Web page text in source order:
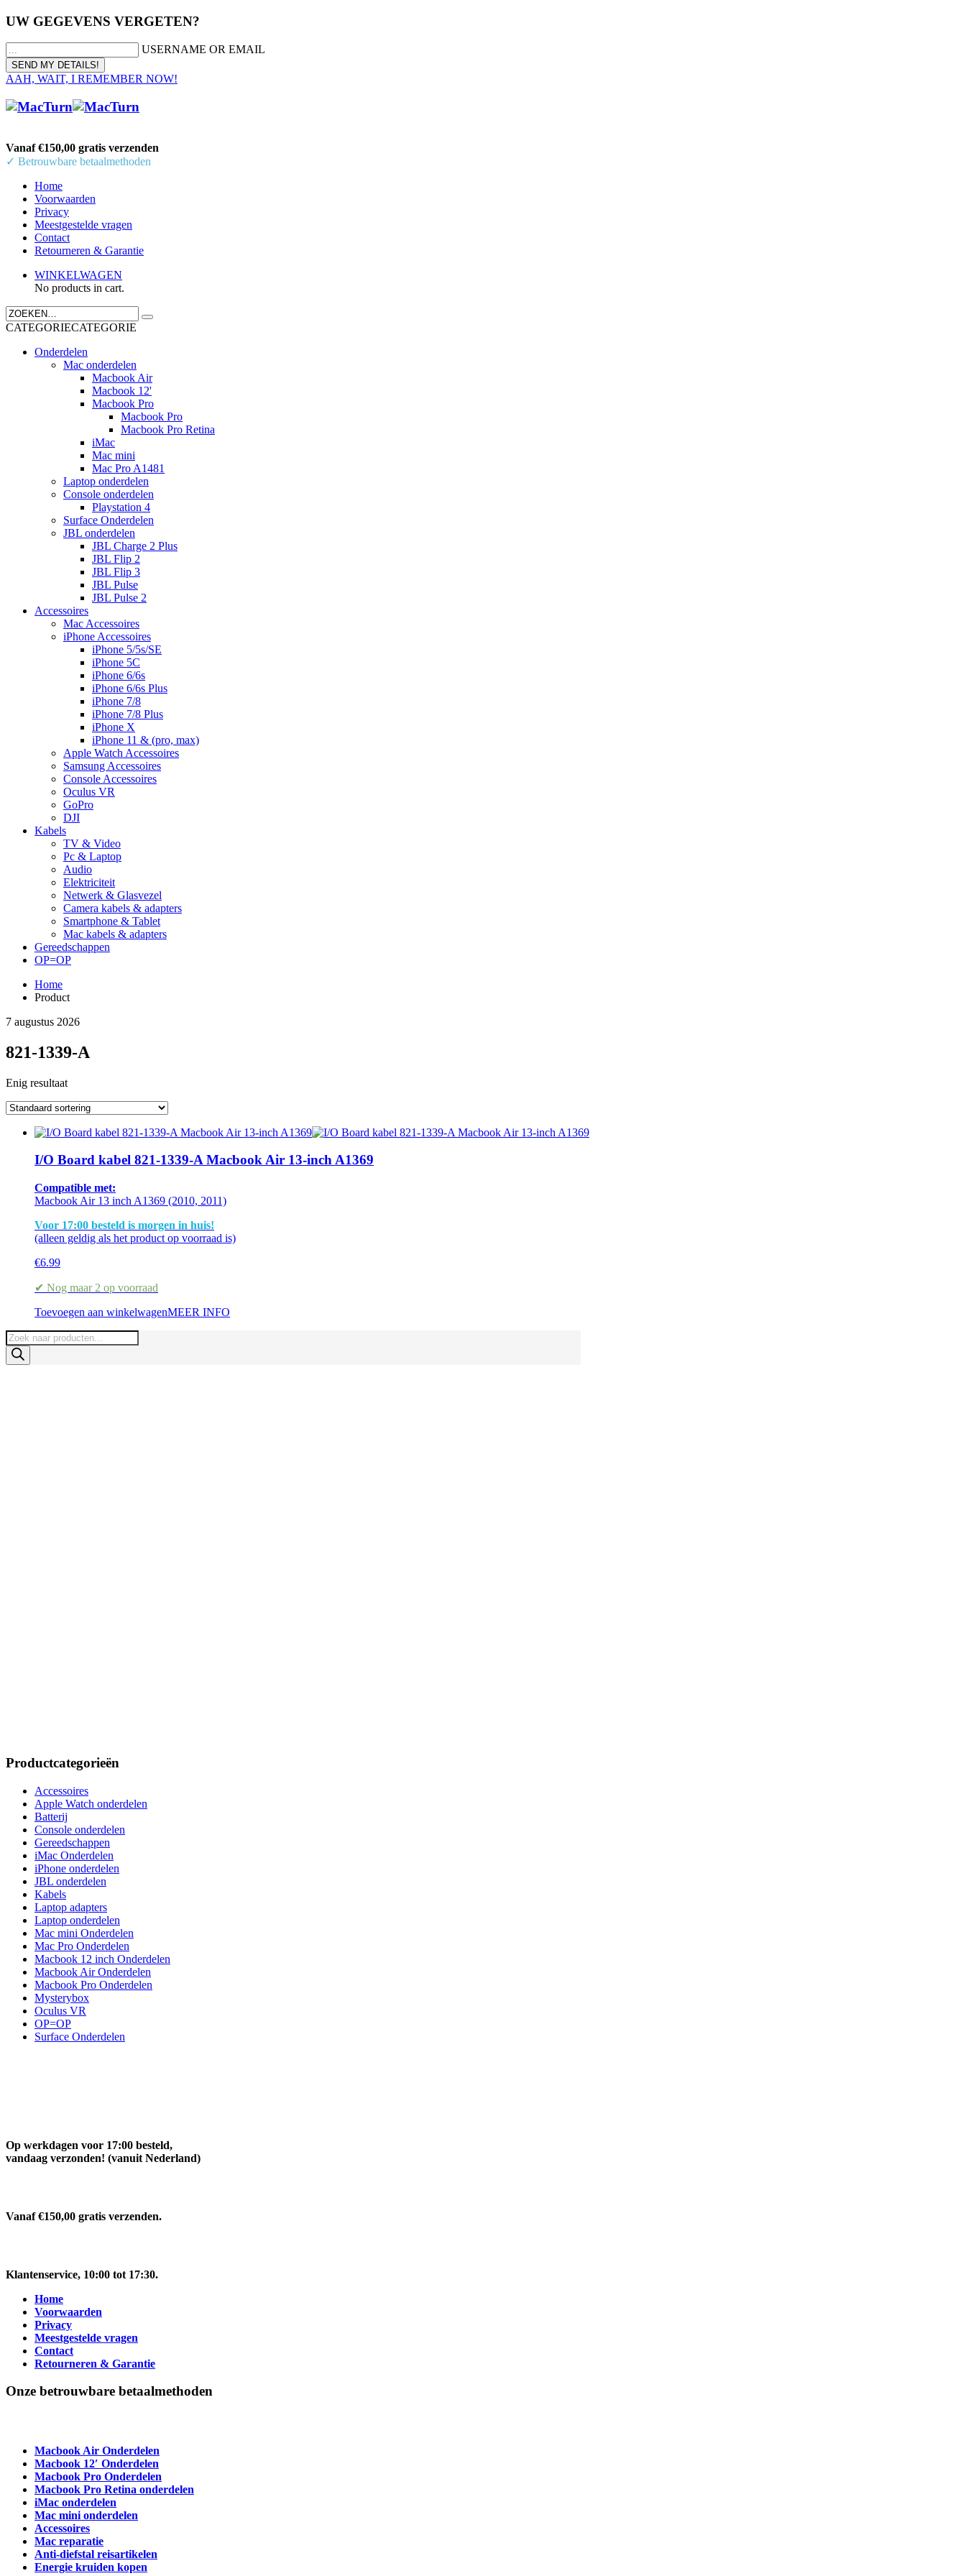
UW GEGEVENS VERGETEN?
USERNAME OR EMAIL
AAH, WAIT, I REMEMBER NOW!
Vanaf €150,00 gratis verzenden
✓ Betrouwbare betaalmethoden
Home
Voorwaarden
Privacy
Meestgestelde vragen
Contact
Retourneren & Garantie
WINKELWAGEN
No products in cart.
CATEGORIECATEGORIE
Onderdelen
Mac onderdelen
Macbook Air
Macbook 12'
Macbook Pro
Macbook Pro
Macbook Pro Retina
iMac
Mac mini
Mac Pro A1481
Laptop onderdelen
Console onderdelen
Playstation 4
Surface Onderdelen
JBL onderdelen
JBL Charge 2 Plus
JBL Flip 2
JBL Flip 3
JBL Pulse
JBL Pulse 2
Accessoires
Mac Accessoires
iPhone Accessoires
iPhone 5/5s/SE
iPhone 5C
iPhone 6/6s
iPhone 6/6s Plus
iPhone 7/8
iPhone 7/8 Plus
iPhone X
iPhone 11 & (pro, max)
Apple Watch Accessoires
Samsung Accessoires
Console Accessoires
Oculus VR
GoPro
DJI
Kabels
TV & Video
Pc & Laptop
Audio
Elektriciteit
Netwerk & Glasvezel
Camera kabels & adapters
Smartphone & Tablet
Mac kabels & adapters
Gereedschappen
OP=OP
Home
Product
7 augustus 2026
821-1339-A
Enig resultaat
I/O Board kabel 821-1339-A Macbook Air 13-inch A1369
Compatible met:
Macbook Air 13 inch A1369 (2010, 2011)
Voor 17:00 besteld is morgen in huis!
(alleen geldig als het product op voorraad is)
€6.99
✔ Nog maar 2 op voorraad
Toevoegen aan winkelwagenMEER INFO
Producten
zoeken
Productcategorieën
Accessoires
Apple Watch onderdelen
Batterij
Console onderdelen
Gereedschappen
iMac Onderdelen
iPhone onderdelen
JBL onderdelen
Kabels
Laptop adapters
Laptop onderdelen
Mac mini Onderdelen
Mac Pro Onderdelen
Macbook 12 inch Onderdelen
Macbook Air Onderdelen
Macbook Pro Onderdelen
Mysterybox
Oculus VR
OP=OP
Surface Onderdelen
Op werkdagen voor 17:00 besteld,
vandaag verzonden! (vanuit Nederland)
Vanaf €150,00 gratis verzenden.
Klantenservice, 10:00 tot 17:30.
Home
Voorwaarden
Privacy
Meestgestelde vragen
Contact
Retourneren & Garantie
Onze betrouwbare betaalmethoden
Macbook Air Onderdelen
Macbook 12′ Onderdelen
Macbook Pro Onderdelen
Macbook Pro Retina onderdelen
iMac onderdelen
Mac mini onderdelen
Accessoires
Mac reparatie
Anti-diefstal reisartikelen
Energie kruiden kopen